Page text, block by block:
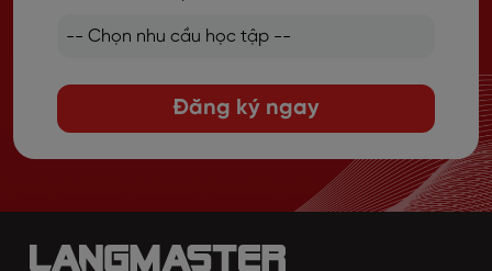
Đăng ký ngay